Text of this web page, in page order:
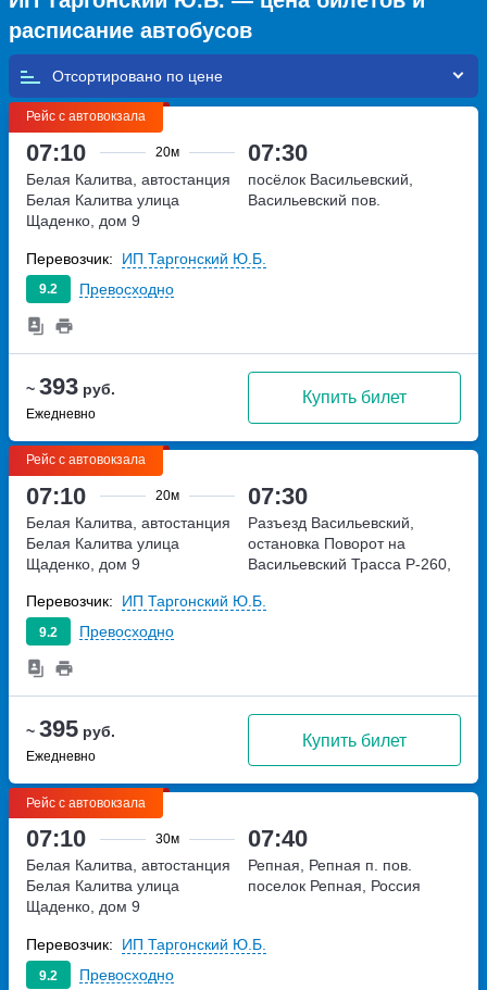
расписание автобусов
Отсортировано по
Рейс с автовокзала
07:10 20м 07:30
~ 393 руб.
Ежедневно
Купить билет
Белая Калитва, автостанция
Белая Калитва улица
Щаденко, дом 9
посёлок Васильевский,
Васильевский пов.
9.2 Превосходно
Перевозчик: ИП Таргонский Ю.Б.
Рейс с автовокзала
07:10 20м 07:30
~ 395 руб.
Ежедневно
Купить билет
Белая Калитва, автостанция
Белая Калитва улица
Щаденко, дом 9
Разъезд Васильевский,
остановка Поворот на
Васильевский Трасса Р-260,
9.2 Превосходно
Перевозчик: ИП Таргонский Ю.Б.
Рейс с автовокзала
07:10 30м 07:40
Белая Калитва, автостанция
Белая Калитва улица
Щаденко, дом 9
Репная, Репная п. пов.
поселок Репная, Россия
9.2 Превосходно
Перевозчик: ИП Таргонский Ю.Б.